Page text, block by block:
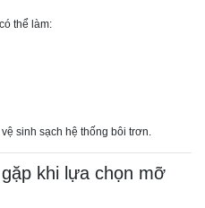
thể làm:
sinh sạch hệ thống bôi trơn.
khi lựa chọn mỡ